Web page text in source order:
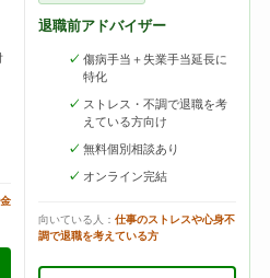
退職前アドバイザー
傷病手当＋失業手当延長に
特化
ストレス・不調で退職を考
えている方向け
無料個別相談あり
オンライン完結
向いている人： 仕事のストレスや心身不
調で退職を考えている方